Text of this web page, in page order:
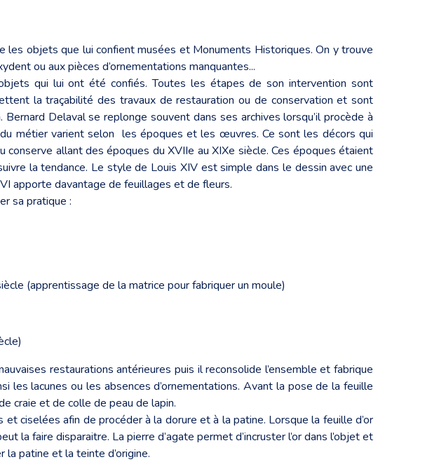
les objets que lui confient musées et Monuments Historiques. On y trouve
ou aux pièces d’ornementations manquantes...
qui lui ont été confiés. Toutes les étapes de son intervention sont
la traçabilité des travaux de restauration ou de conservation et sont
Delaval se replonge souvent dans ses archives lorsqu’il procède à
métier varient selon les époques et les œuvres. Ce sont les décors qui
allant des époques du XVIIe au XIXe siècle. Ces époques étaient
la tendance. Le style de Louis XIV est simple dans le dessin avec une
apporte davantage de feuillages et de fleurs.
sa pratique :
(apprentissage de la matrice pour fabriquer un moule)
restaurations antérieures puis il reconsolide l’ensemble et fabrique
les lacunes ou les absences d’ornementations. Avant la pose de la feuille
craie et de colle de peau de lapin.
ciselées afin de procéder à la dorure et à la patine. Lorsque la feuille d’or
faire disparaitre. La pierre d’agate permet d’incruster l’or dans l’objet et
la patine et la teinte d’origine.